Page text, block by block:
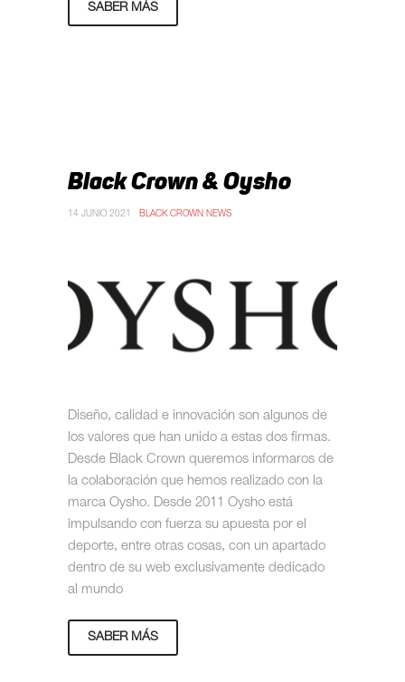
SABER MÁS
Black Crown & Oysho
14 JUNIO 2021 BLACK CROWN NEWS
Diseño, calidad e innovación son algunos de
los valores que han unido a estas dos firmas.
Desde Black Crown queremos informaros de
la colaboración que hemos realizado con la
marca Oysho. Desde 2011 Oysho está
impulsando con fuerza su apuesta por el
deporte, entre otras cosas, con un apartado
dentro de su web exclusivamente dedicado
al mundo
SABER MÁS